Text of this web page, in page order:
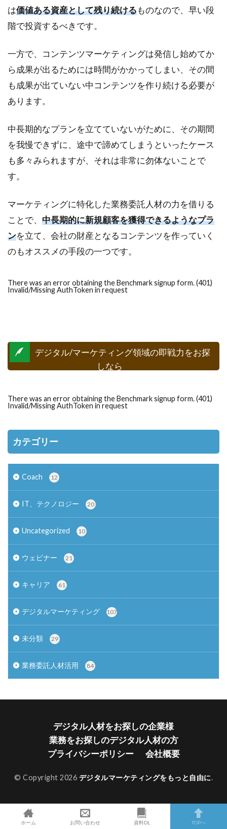
は価値ある資産として残り続けるものなので、早い段
階で投資するべきです。
一方で、コンテンツマーケティングは発信し始めてか
ら成果が出るためには時間がかかってしまい、その間
も成果が出ていない中コンテンツを作り続ける必要が
あります。
中長期的なプランを立てていないがために、その期間
を我慢できずに、途中で諦めてしまうといったケース
も多々みられますが、それは非常に勿体ないことで
す。
マーケティングに特化した業務委託人材の力を借りる
ことで、 中長期的に新規顧客を獲得できるようなプラ
ンを立て、会社の財産となるコンテンツを作っていく
のもオススメの手段の一つです。
There was an error obtaining the Benchmark signup form. (401)
Invalid/Missing AuthToken in request
デジタル/マーケティング領域の即戦力をお探
しなら
There was an error obtaining the Benchmark signup form. (401)
Invalid/Missing AuthToken in request
カテゴリー
Coach 12
IT、テクノロジー 20
Uncategorized 10
ウェビナー 21
キャリア 61
デジタルマーケティング 107
未分類 29
業務委託人材活用 84
デジタル人材をお探しの企業様
業務をお探しのデジタル人材の方
プライバシーポリシー
会社概要
© Copyright 2026 デジタルマーケティングをもっと自由に.
ホーム お問い合わせ 資料DL TOPへ